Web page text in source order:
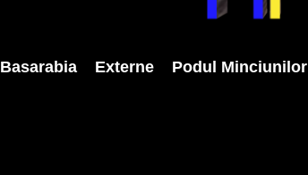
Basarabia Externe Podul Minciunilor